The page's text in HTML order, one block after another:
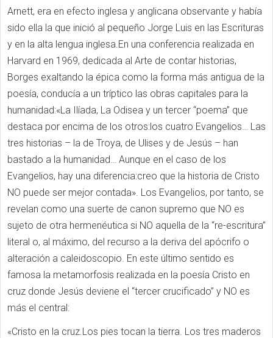
Arnett, era en efecto inglesa y anglicana observante y había
sido ella la que inició al pequeño Jorge Luis en las Escrituras
y en la alta lengua inglesa.En una conferencia realizada en
Harvard en 1969, dedicada al Arte de contar historias,
Borges exaltando la épica como la forma más antigua de la
poesía, conducía a un tríptico las obras capitales para la
humanidad:«La Ilíada, La Odisea y un tercer “poema” que
destaca por encima de los otros:los cuatro Evangelios… Las
tres historias – la de Troya, de Ulises y de Jesús – han
bastado a la humanidad… Aunque en el caso de los
Evangelios, hay una diferencia:creo que la historia de Cristo
NO puede ser mejor contada». Los Evangelios, por tanto, se
revelan como una suerte de canon supremo que NO es
sujeto de otra hermenéutica si NO aquella de la “re-escritura”
literal o, al máximo, del recurso a la deriva del apócrifo o
alteración a caleidoscopio. En este último sentido es
famosa la metamorfosis realizada en la poesía Cristo en
cruz donde Jesús deviene el “tercer crucificado” y NO es
más el central:
«Cristo en la cruz.Los pies tocan la tierra. Los tres maderos